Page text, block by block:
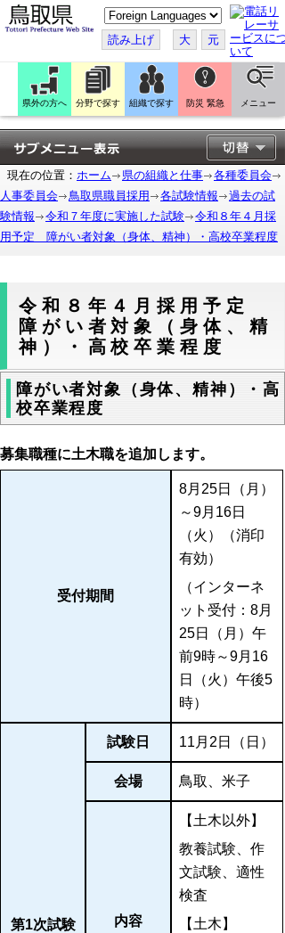
こ
の
ペ
ー
ジ
翻
訳
す
る
読み上げ 大 元
県外の方へ 分野で探す 組織で探す 防災 緊急 メニュー
現在の位置： ホーム 県の組織と仕事
各種委員会
人事委員会
鳥取県職員採用 各試験情報
過去の試
験情報
令和７年度に実施した試験
令和８年４月採
用予定 障がい者対象（身体、精神）・高校卒業程度
令和８年４月採用予定
障がい者対象（身体、精
神）・高校卒業程度
障がい者対象（身体、精神）・高
校卒業程度
募集職種に土木職を追加します。
受付期間
8月25日（月）
～9月16日
（火）（消印
有効）
（インターネ
ット受付：8月
25日（月）午
前9時～9月16
日（火）午後5
時）
第1次試験
試験日 11月2日（日）
会場 鳥取、米子
内容
【土木以外】
教養試験、作
文試験、適性
検査
【土木】